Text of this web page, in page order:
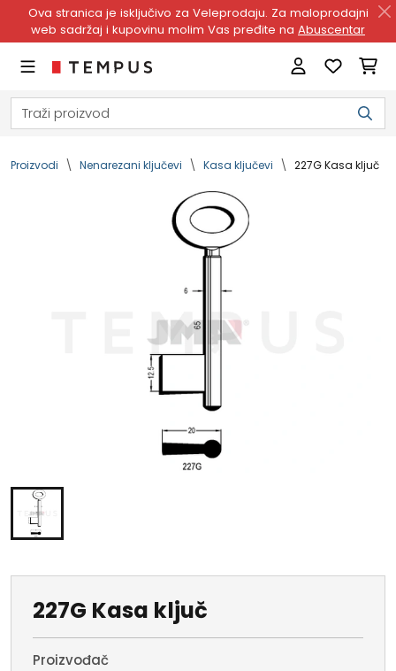
Ova stranica je isključivo za Veleprodaju. Za maloprodajni
web sadržaj i kupovinu molim Vas pređite na Abuscentar
Proizvodi Nenarezani ključevi Kasa ključevi 227G Kasa ključ
227G Kasa ključ
Proizvođač